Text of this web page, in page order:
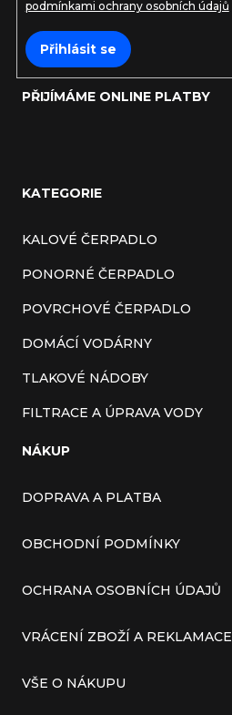
podmínkami ochrany osobních údajů
Přihlásit se
PŘIJÍMÁME ONLINE PLATBY
KATEGORIE
KALOVÉ ČERPADLO
PONORNÉ ČERPADLO
POVRCHOVÉ ČERPADLO
DOMÁCÍ VODÁRNY
TLAKOVÉ NÁDOBY
FILTRACE A ÚPRAVA VODY
NÁKUP
DOPRAVA A PLATBA
OBCHODNÍ PODMÍNKY
OCHRANA OSOBNÍCH ÚDAJŮ
VRÁCENÍ ZBOŽÍ A REKLAMACE
VŠE O NÁKUPU